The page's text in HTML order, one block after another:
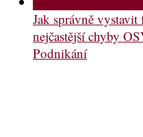
Jak správně
nejčastější chyby
Podnikání